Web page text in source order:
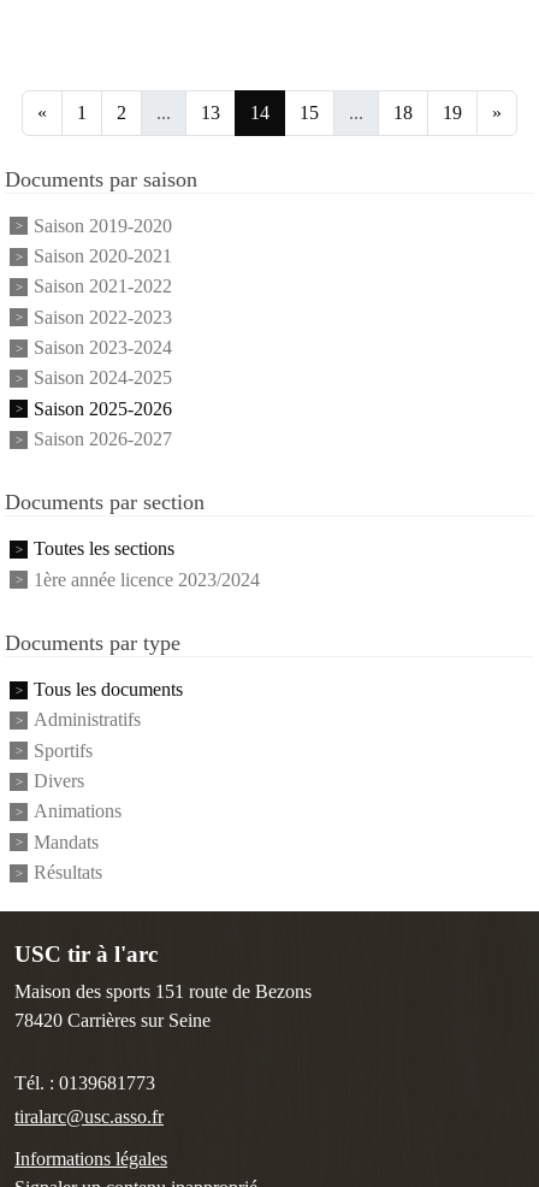
« 1 2 ... 13 14 15 ... 18 19 »
Documents par saison
Saison 2019-2020
Saison 2020-2021
Saison 2021-2022
Saison 2022-2023
Saison 2023-2024
Saison 2024-2025
Saison 2025-2026
Saison 2026-2027
Documents par section
Toutes les sections
1ère année licence 2023/2024
Documents par type
Tous les documents
Administratifs
Sportifs
Divers
Animations
Mandats
Résultats
USC tir à l'arc
Maison des sports 151 route de Bezons
78420 Carrières sur Seine
Tél. : 0139681773
tiralarc@usc.asso.fr
Informations légales